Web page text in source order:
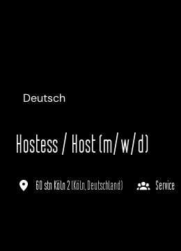
Deutsch
Hostess / Host (m/w/d)
60 stn Köln 2(Köln Deutschland) Service